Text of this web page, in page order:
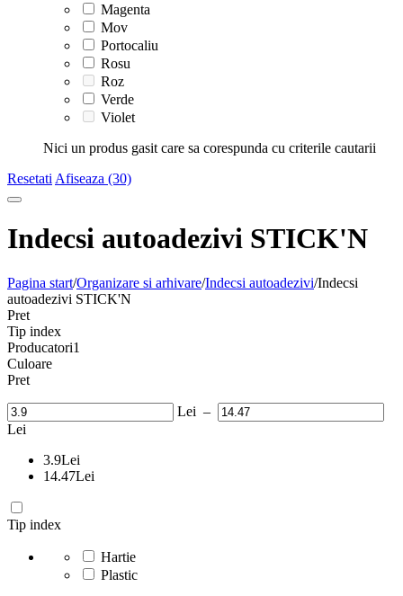
Magenta
Mov
Portocaliu
Rosu
Roz
Verde
Violet
Nici un produs gasit care sa corespunda cu criterile cautarii
Resetati Afiseaza (30)
Indecsi autoadezivi STICK'N
Pagina start/Organizare si arhivare/Indecsi autoadezivi/Indecsi
autoadezivi STICK'N
Pret
Tip index
Producatori1
Culoare
Pret
Lei –
Lei
3.9Lei
14.47Lei
Tip index
Hartie
Plastic